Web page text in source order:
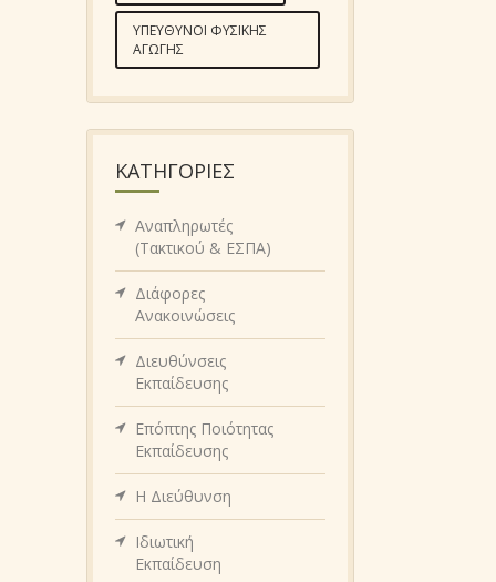
ΥΠΕΎΘΥΝΟΙ ΦΥΣΙΚΉΣ
ΑΓΩΓΉΣ
KΑΤΗΓΟΡΊΕΣ
Αναπληρωτές
(Τακτικού & ΕΣΠΑ)
Διάφορες
Ανακοινώσεις
Διευθύνσεις
Εκπαίδευσης
Επόπτης Ποιότητας
Εκπαίδευσης
Η Διεύθυνση
Ιδιωτική
Εκπαίδευση